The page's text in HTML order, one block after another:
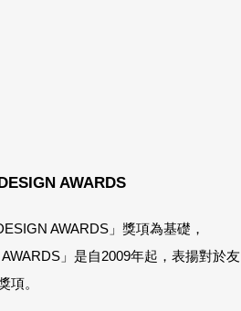
AWARDS
AWARDS」獎項為基礎，
」是自2009年起，表揚對於友
項。